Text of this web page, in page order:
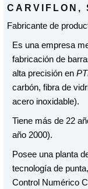
S.A.
Tetraflon
CARVIFLON,
Fabricante de
Es una empresa
fabricación de
alta precisión en
carbón, fibra de
acero inoxidable).
Tiene más de 22
año 2000).
Posee una planta
tecnología de
Control Numérico